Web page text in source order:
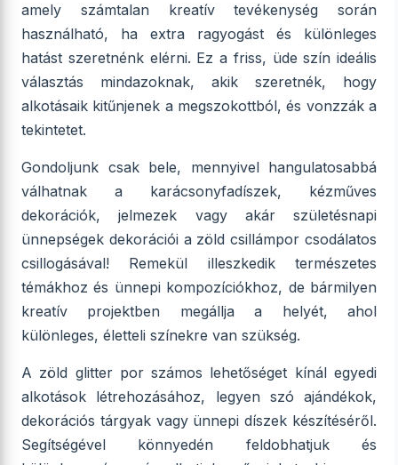
amely számtalan kreatív tevékenység során
használható, ha extra ragyogást és különleges
hatást szeretnénk elérni. Ez a friss, üde szín ideális
választás mindazoknak, akik szeretnék, hogy
alkotásaik kitűnjenek a megszokottból, és vonzzák a
tekintetet.
Gondoljunk csak bele, mennyivel hangulatosabbá
válhatnak a karácsonyfadíszek, kézműves
dekorációk, jelmezek vagy akár születésnapi
ünnepségek dekorációi a zöld csillámpor csodálatos
csillogásával! Remekül illeszkedik természetes
témákhoz és ünnepi kompozíciókhoz, de bármilyen
kreatív projektben megállja a helyét, ahol
különleges, életteli színekre van szükség.
A zöld glitter por számos lehetőséget kínál egyedi
alkotások létrehozásához, legyen szó ajándékok,
dekorációs tárgyak vagy ünnepi díszek készítéséről.
Segítségével könnyedén feldobhatjuk és